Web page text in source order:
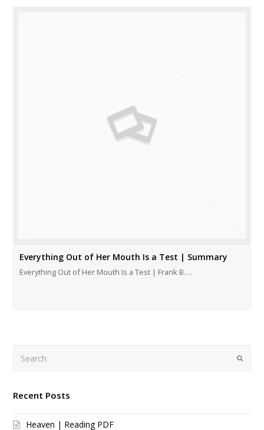
Everything Out of Her Mouth Is a Test | Summary
Everything Out of Her Mouth Is a Test | Frank B.…
Submit
Recent Posts
Heaven | Reading PDF